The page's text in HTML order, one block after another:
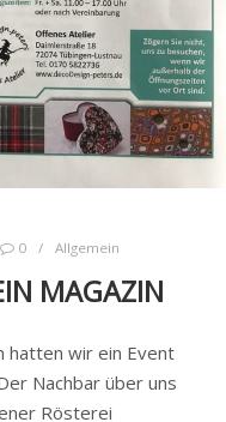
0 Allgemein
MAGAZIN
hatten wir ein Event
Nachbar über uns
Rösterei